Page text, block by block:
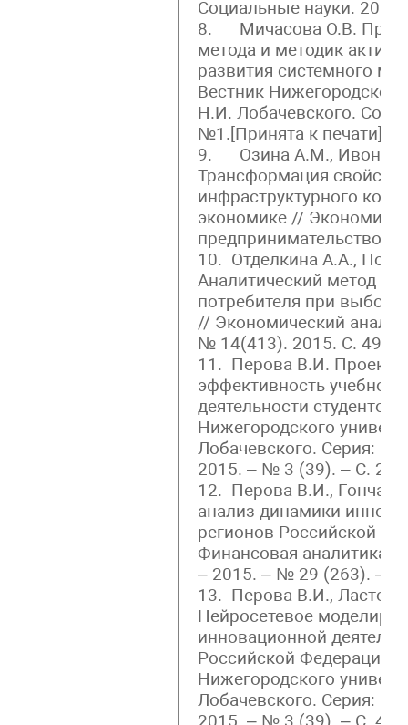
Социальные науки.
8. Мичасова О.В.
метода и методик
развития системного
Вестник
Н.И. Лобачевского.
№1.[Принята к печати]
9. Озина А.М., Ивонина
Трансформация свойств
инфраструктурного
экономике // Экономика
предпринимательство.
10. Отделкина А.А.,
Аналитический метод
потребителя при
// Экономический
№ 14(413). 2015. С. 49-
11. Перова В.И.
эффективность учебной
деятельности студентов
Нижегородского
Лобачевского. Серия:
2015. – № 3 (39). – С. 252
12. Перова В.И.,
анализ динамики
регионов Российской
Финансовая аналитика:
– 2015. – № 29 (263). – С.
13. Перова В.И.,
Нейросетевое
инновационной
Российской Федерации
Нижегородского
Лобачевского. Серия:
2015. – № 3 (39). – С. 49